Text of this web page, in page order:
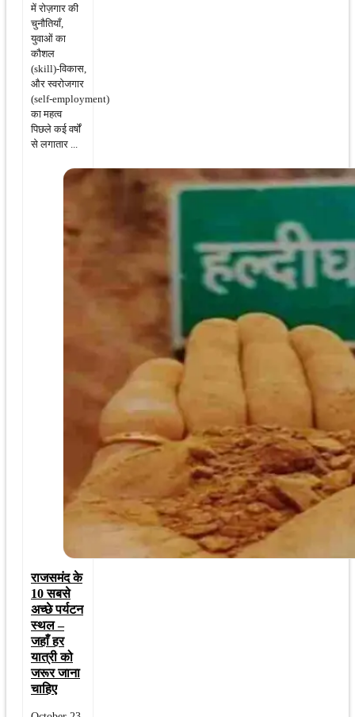
में रोज़गार की
चुनौतियाँ,
युवाओं का
कौशल
(skill)‑विकास,
और स्वरोजगार
(self‑employment)
का महत्व
पिछले कई वर्षों
से लगातार ...
राजसमंद के
10 सबसे
अच्छे पर्यटन
स्थल –
जहाँ हर
यात्री को
जरूर जाना
चाहिए